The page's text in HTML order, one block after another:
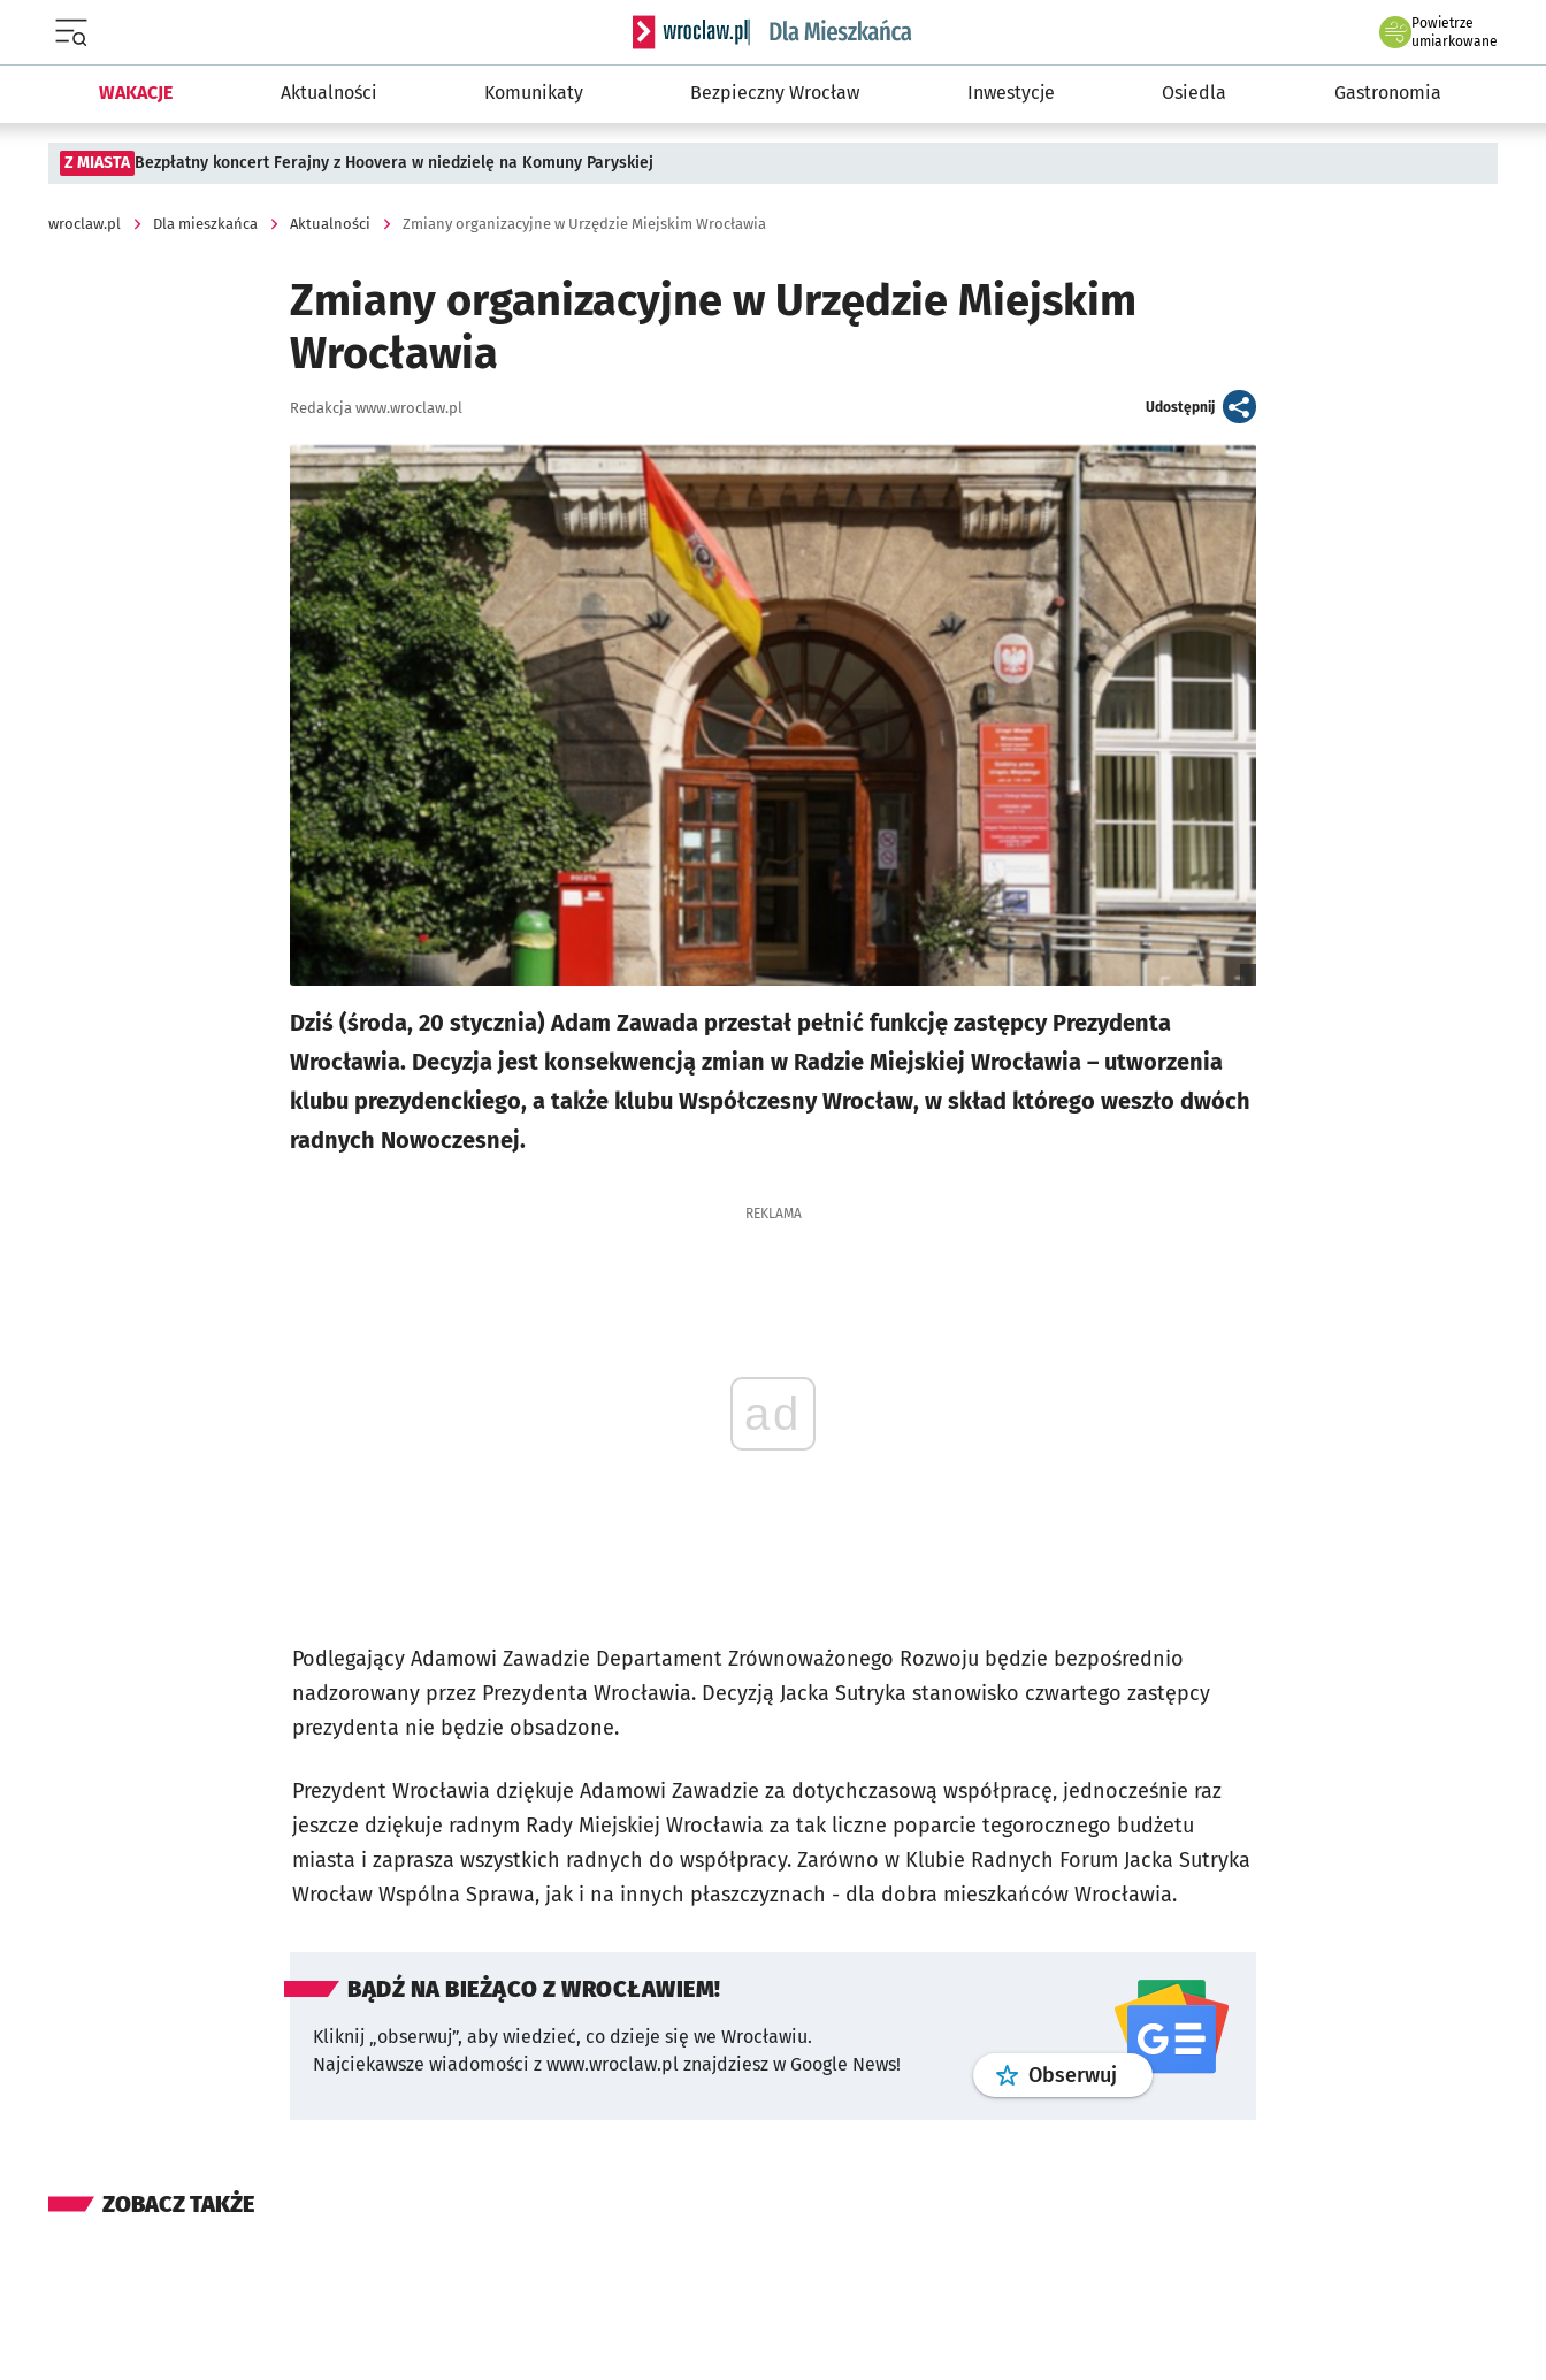
Serwis informacyjny wroclaw.pl podserwis: Dla mieszkańca
Powietrze
we Wrocławiu
umiarkowane
WAKACJE Aktualności Komunikaty Bezpieczny Wrocław Inwestycje Osiedla Gastronomia
Z MIASTA Bezpłatny koncert Ferajny z Hoovera w niedzielę na Komuny Paryskiej
wroclaw.pl Dla mieszkańca Aktualności Zmiany organizacyjne w Urzędzie Miejskim Wrocławia
Zmiany organizacyjne w Urzędzie Miejskim
Wrocławia
Autor:
Redakcja www.wroclaw.pl Udostępnijartykuł
Kliknij, aby powiększyć
Dziś (środa, 20 stycznia) Adam Zawada przestał pełnić funkcję zastępcy Prezydenta
Wrocławia. Decyzja jest konsekwencją zmian w Radzie Miejskiej Wrocławia – utworzenia
klubu prezydenckiego, a także klubu Współczesny Wrocław, w skład którego weszło dwóch
radnych Nowoczesnej.
REKLAMA
ad
Podlegający Adamowi Zawadzie Departament Zrównoważonego Rozwoju będzie bezpośrednio
nadzorowany przez Prezydenta Wrocławia. Decyzją Jacka Sutryka stanowisko czwartego zastępcy
prezydenta nie będzie obsadzone.
Prezydent Wrocławia dziękuje Adamowi Zawadzie za dotychczasową współpracę, jednocześnie raz
jeszcze dziękuje radnym Rady Miejskiej Wrocławia za tak liczne poparcie tegorocznego budżetu
miasta i zaprasza wszystkich radnych do współpracy. Zarówno w Klubie Radnych Forum Jacka Sutryka
Wrocław Wspólna Sprawa, jak i na innych płaszczyznach - dla dobra mieszkańców Wrocławia.
BĄDŹ NA BIEŻĄCO Z WROCŁAWIEM!
Kliknij „obserwuj”, aby wiedzieć, co dzieje się we Wrocławiu.
Najciekawsze wiadomości z www.wroclaw.pl znajdziesz w Google News!
Obserwuj profilgoogle news
ZOBACZ TAKŻE